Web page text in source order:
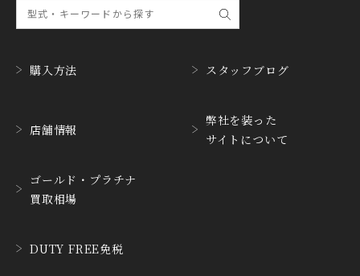
ナル
HARRY WINSTON
HEINRICH-GEISEN
ハインリッヒ ガイセン
HORAE
ホライ
購入方法
店舗情報
ゴールド・プラチナ
買取相場
DUTY FREE免税
スタッフブログ
弊社を装った
サイトについて